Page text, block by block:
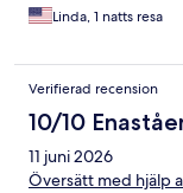
Linda, 1 natts resa
Verifierad recension
10/10
11 juni 2026
Översätt med hjälp